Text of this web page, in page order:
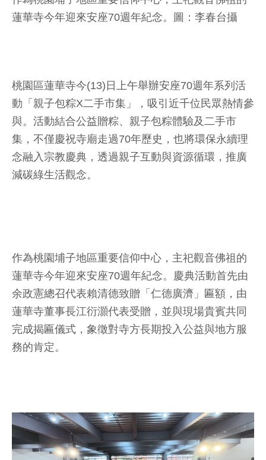
蓮華寺今年迎來安座70週年紀念。圖：李春台攝
桃園區蓮華寺今(13)日上午舉辦安座70週年系列活
動「親子包粽X二手市集」，吸引近千位民眾熱情參
與。活動結合公益贈粽、親子包粽體驗及二手市
集，不僅慶祝寺廟走過70年歷史，也將環保永續理
念融入宗教慶典，透過親子互動與資源循環，推廣
減碳綠生活觀念。
作為桃園埔子地區重要信仰中心，主祀觀音佛祖的
蓮華寺今年迎來安座70週年紀念。慶典活動首先由
余政憲總召代表賴清德致贈「仁德廣濟」匾額，由
蓮華寺董事長江衍灝代表受贈，並與現場貴賓共同
完成揭匾儀式，象徵對寺方長期投入公益與地方服
務的肯定。